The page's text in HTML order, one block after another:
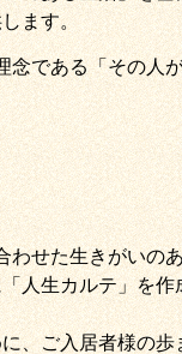
ます。
念である 「その人
わせた生きがいの
人生カルテ」を作
、ご入居者様の